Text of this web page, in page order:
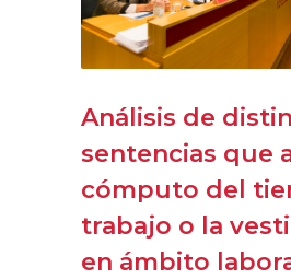
Análisis de
sentencias que
cómputo del
trabajo o la
en ámbito